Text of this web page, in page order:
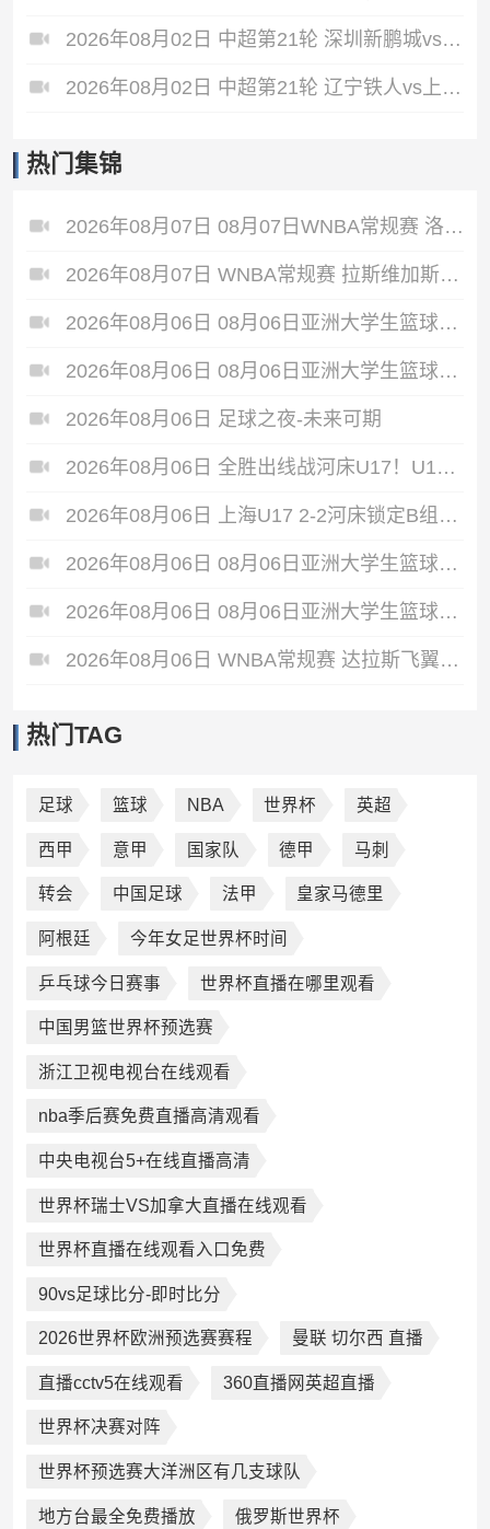
2026年08月02日 中超第21轮 深圳新鹏城vs重庆铜梁龙 全场录像
2026年08月02日 中超第21轮 辽宁铁人vs上海申花 全场录像
热门集锦
2026年08月07日 08月07日WNBA常规赛 洛杉矶火花 89 - 82 明尼苏达山猫 全场集锦
2026年08月07日 WNBA常规赛 拉斯维加斯王牌 86 - 84 印第安纳狂热 全场集锦
2026年08月06日 08月06日亚洲大学生篮球联赛8强赛 清华大学 85 - 81 菲律宾大学 集锦
2026年08月06日 08月06日亚洲大学生篮球联赛8强赛 早稻田大学 78 - 71 高丽大学 集锦
2026年08月06日 足球之夜-未来可期
2026年08月06日 全胜出线战河床U17！U17国足2-1十人药厂U17 赵松源登场1分钟传射
2026年08月06日 上海U17 2-2河床锁定B组第1 吕孟洋点射阿布力米破门 将战A组第2
2026年08月06日 08月06日亚洲大学生篮球联赛8强赛 北京大学 77 - 79 上海交通大学 集锦
2026年08月06日 08月06日亚洲大学生篮球联赛8强赛 延世大学 67 - 72 政治大学 集锦
2026年08月06日 WNBA常规赛 达拉斯飞翼 92 - 96 华盛顿神秘人 全场集锦
热门TAG
足球 篮球 NBA 世界杯 英超
西甲 意甲 国家队 德甲 马刺
转会 中国足球 法甲 皇家马德里
阿根廷 今年女足世界杯时间
乒乓球今日赛事 世界杯直播在哪里观看
中国男篮世界杯预选赛
浙江卫视电视台在线观看
nba季后赛免费直播高清观看
中央电视台5+在线直播高清
世界杯瑞士VS加拿大直播在线观看
世界杯直播在线观看入口免费
90vs足球比分-即时比分
2026世界杯欧洲预选赛赛程 曼联 切尔西 直播
直播cctv5在线观看 360直播网英超直播
世界杯决赛对阵
世界杯预选赛大洋洲区有几支球队
地方台最全免费播放 俄罗斯世界杯